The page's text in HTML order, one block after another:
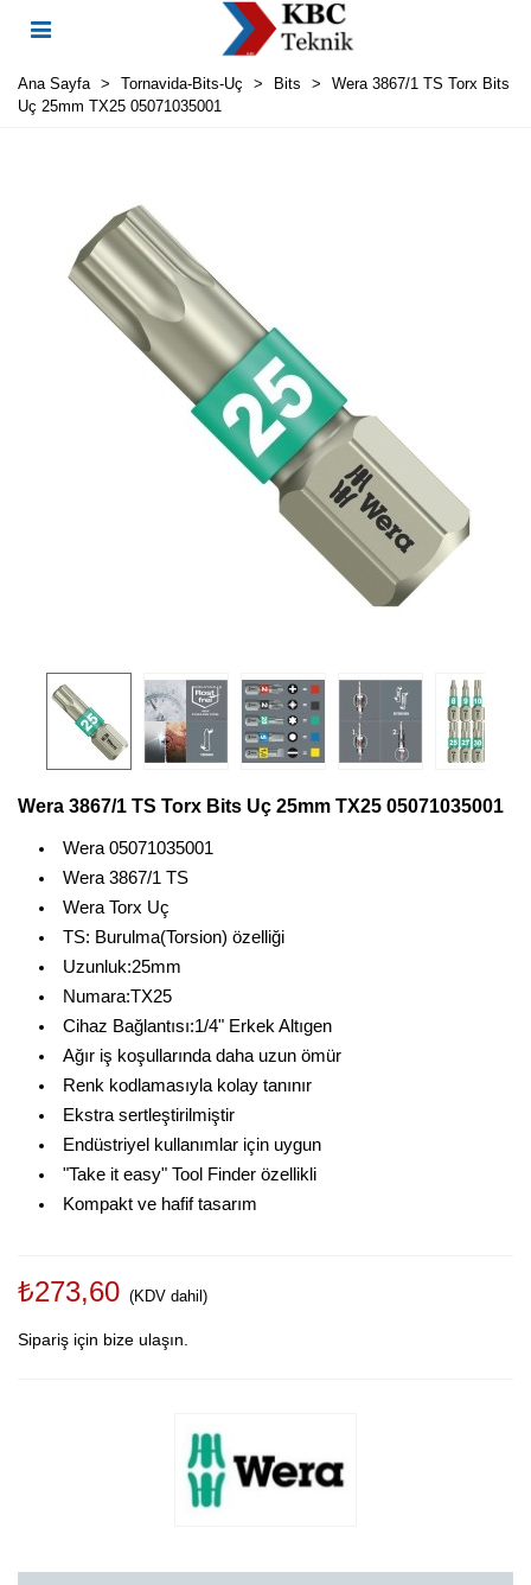
Ana Sayfa > Tornavida-Bits-Uç > Bits >
Wera 3867/1 TS Torx Bits
Uç 25mm TX25 05071035001
Wera 3867/1 TS Torx Bits Uç 25mm TX25 05071035001
Wera 05071035001
Wera 3867/1 TS
Wera Torx Uç
TS: Burulma(Torsion) özelliği
Uzunluk:25mm
Numara:TX25
Cihaz Bağlantısı:1/4" Erkek Altıgen
Ağır iş koşullarında daha uzun ömür
Renk kodlamasıyla kolay tanınır
Ekstra sertleştirilmiştir
Endüstriyel kullanımlar için uygun
"Take it easy" Tool Finder özellikli
Kompakt ve hafif tasarım
₺273,60 (KDV dahil)
Sipariş için bize ulaşın.